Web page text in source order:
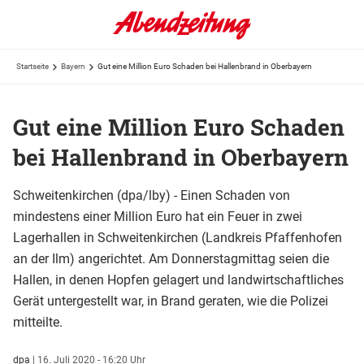
Startseite Bayern Gut eine Million Euro Schaden bei Hallenbrand in Oberbayern
Gut eine Million Euro Schaden
bei Hallenbrand in Oberbayern
Schweitenkirchen (dpa/lby) - Einen Schaden von
mindestens einer Million Euro hat ein Feuer in zwei
Lagerhallen in Schweitenkirchen (Landkreis Pfaffenhofen
an der Ilm) angerichtet. Am Donnerstagmittag seien die
Hallen, in denen Hopfen gelagert und landwirtschaftliches
Gerät untergestellt war, in Brand geraten, wie die Polizei
mitteilte.
dpa | 16. Juli 2020 - 16:20 Uhr